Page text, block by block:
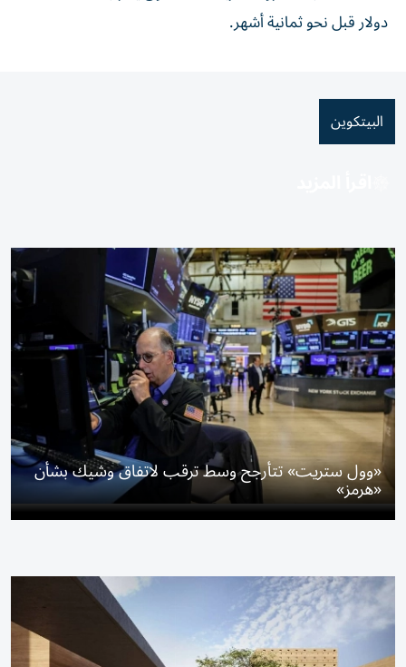
دولار قبل نحو ثمانية أشهر.
البيتكوين
«وول ستريت» تتأرجح وسط ترقب لاتفاق وشيك بشأن
«هرمز»